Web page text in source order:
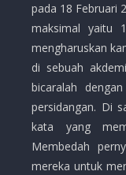
pada 18 Februari
maksimal yaitu
mengharuskan
di sebuah
bicaralah
persidangan. Di
kata yang
Membedah
mereka untuk